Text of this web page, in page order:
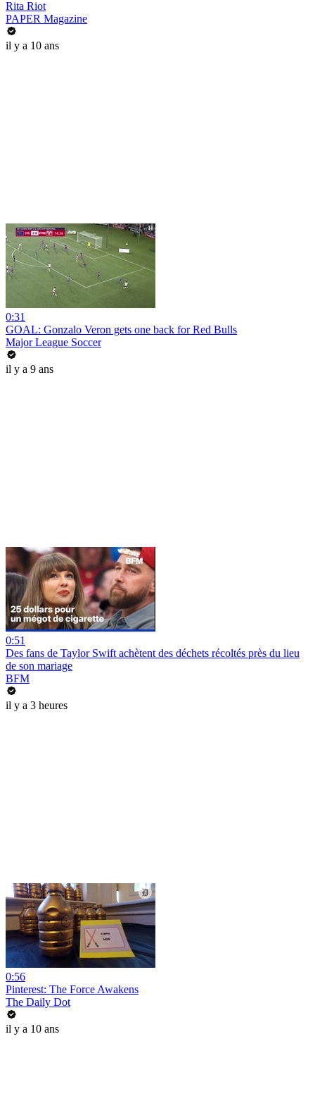
Rita Riot
PAPER Magazine
il y a 10 ans
0:31
GOAL: Gonzalo Veron gets one back for Red Bulls
Major League Soccer
il y a 9 ans
0:51
Des fans de Taylor Swift achètent des déchets récoltés près du lieu
de son mariage
BFM
il y a 3 heures
0:56
Pinterest: The Force Awakens
The Daily Dot
il y a 10 ans